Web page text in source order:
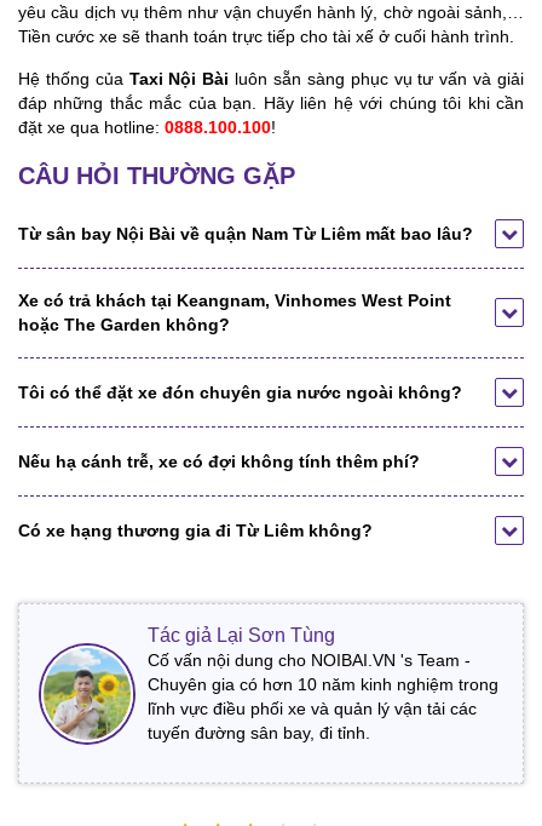
yêu cầu dịch vụ thêm như vận chuyển hành lý, chờ ngoài sảnh,…
Tiền cước xe sẽ thanh toán trực tiếp cho tài xế ở cuối hành trình.
Hệ thống của Taxi Nội Bài luôn sẵn sàng phục vụ tư vấn và giải
đáp những thắc mắc của bạn. Hãy liên hệ với chúng tôi khi cần
đặt xe qua hotline: 0888.100.100!
CÂU HỎI THƯỜNG GẶP
Từ sân bay Nội Bài về quận Nam Từ Liêm mất bao lâu?
Xe có trả khách tại Keangnam, Vinhomes West Point
hoặc The Garden không?
Tôi có thể đặt xe đón chuyên gia nước ngoài không?
Nếu hạ cánh trễ, xe có đợi không tính thêm phí?
Có xe hạng thương gia đi Từ Liêm không?
Tác giả Lại Sơn Tùng
Cố vấn nội dung cho NOIBAI.VN 's Team -
Chuyên gia có hơn 10 năm kinh nghiệm trong
lĩnh vực điều phối xe và quản lý vận tải các
tuyến đường sân bay, đi tỉnh.